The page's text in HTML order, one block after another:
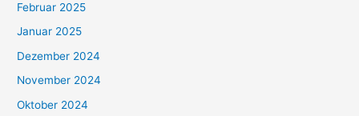
Februar 2025
Januar 2025
Dezember 2024
November 2024
Oktober 2024